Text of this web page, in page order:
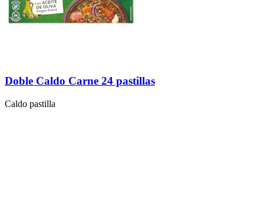
Doble Caldo Carne 24 pastillas
Caldo pastilla